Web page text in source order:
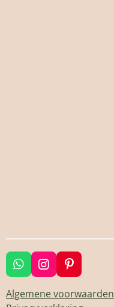
W
h
a
t
I
n
s
t
P
i
n
t
Algemene voorwaarden